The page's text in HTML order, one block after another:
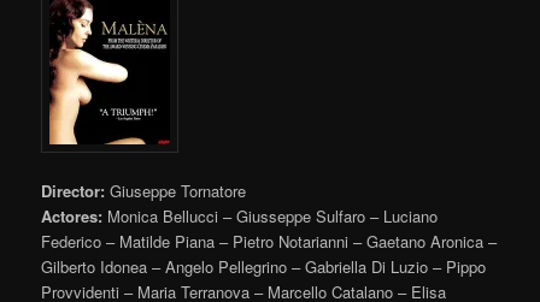
Director: Giuseppe Tornatore
Actores: Monica Bellucci – Giusseppe Sulfaro – Luciano
Federico – Matilde Piana – Pietro Notarianni – Gaetano Aronica –
Gilberto Idonea – Angelo Pellegrino – Gabriella Di Luzio – Pippo
Provvidenti – Maria Terranova – Marcello Catalano – Elisa